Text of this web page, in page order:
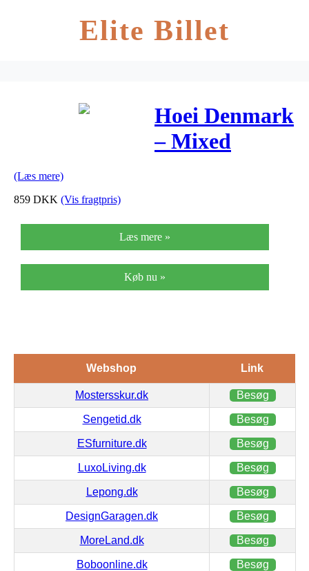
Elite Billet
Hoei Denmark
– Mixed
(Læs mere)
859 DKK (Vis fragtpris)
Læs mere »
Køb nu »
Webshop Link
Mostersskur.dk Besøg
Sengetid.dk Besøg
ESfurniture.dk Besøg
LuxoLiving.dk Besøg
Lepong.dk Besøg
DesignGaragen.dk Besøg
MoreLand.dk Besøg
Boboonline.dk Besøg